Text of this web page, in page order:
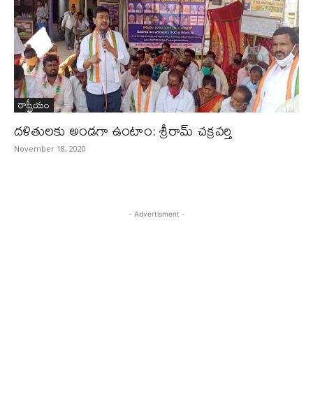
రాష్ట్రీయం
దళితులకు అండగా ఉంటాం: శ్రీరామ్ చక్రవర్తి
November 18, 2020
- Advertisment -